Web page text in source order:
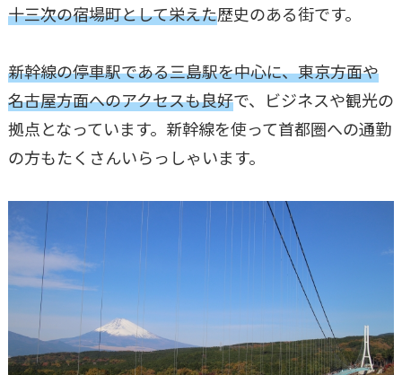
十三次の宿場町として栄えた歴史のある街です。
新幹線の停車駅である三島駅を中心に、東京方面や
名古屋方面へのアクセスも良好で、ビジネスや観光の
拠点となっています。新幹線を使って首都圏への通勤
の方もたくさんいらっしゃいます。